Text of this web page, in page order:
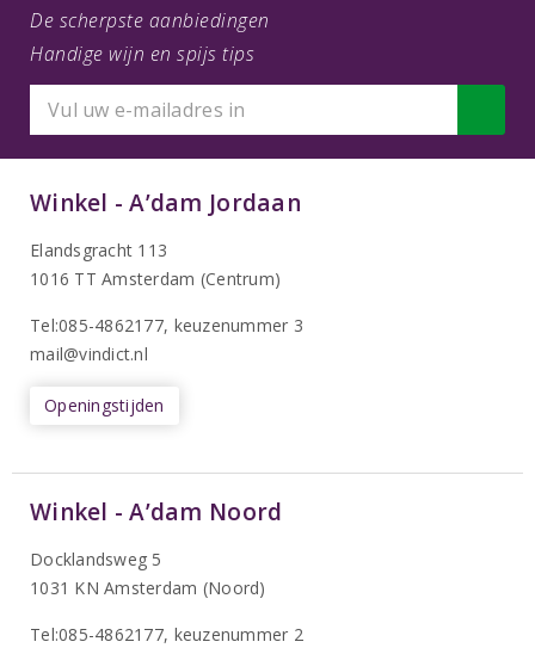
De scherpste aanbiedingen
Handige wijn en spijs tips
Winkel - A’dam Jordaan
Elandsgracht 113
1016 TT Amsterdam (Centrum)
Tel:085-4862177, keuzenummer 3
mail@vindict.nl
Openingstijden
Winkel - A’dam Noord
Docklandsweg 5
1031 KN Amsterdam (Noord)
Tel:085-4862177, keuzenummer 2